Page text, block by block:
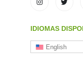
IDIOMAS
English